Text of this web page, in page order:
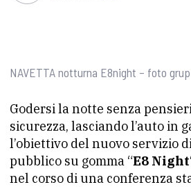
NAVETTA notturna E8night – foto
Godersi la notte senza
sicurezza, lasciando l’auto in
l’obiettivo del nuovo servizio
pubblico su gomma “E8 Night
nel corso di una conferenza